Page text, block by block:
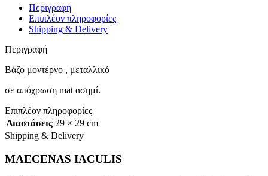
Περιγραφή
Επιπλέον πληροφορίες
Shipping & Delivery
Περιγραφή
Βάζο μοντέρνο , μεταλλικό
σε απόχρωση mat ασημί.
Επιπλέον πληροφορίες
Διαστάσεις 29 × 29 cm
Shipping & Delivery
MAECENAS IACULIS